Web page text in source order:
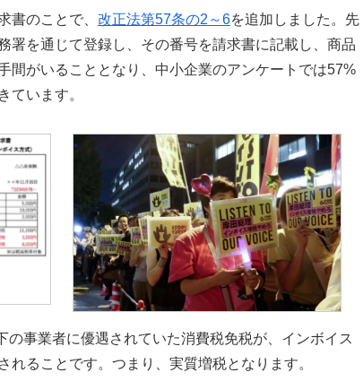
のことで、 改正法第57条の2～6を追加しました。先
署を通じて登録し、その番号を請求書に記載し、商品
間がいることとなり、中小企業のアンケートでは57%
ています。
事業者に優遇されていた消費税免税が、インボイス
れることです。つまり、実質増税となります。